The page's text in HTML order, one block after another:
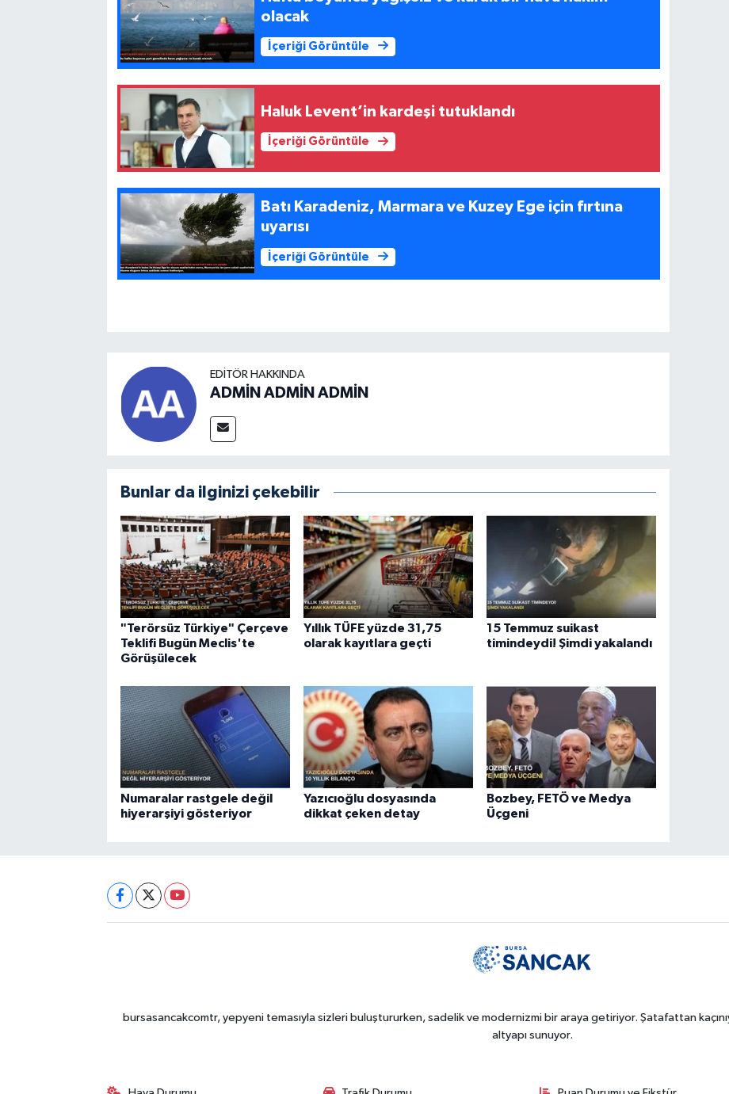
olacak
İçeriği Görüntüle
Haluk Levent’in kardeşi tutuklandı
İçeriği Görüntüle
Batı Karadeniz, Marmara ve Kuzey Ege için fırtına
uyarısı
İçeriği Görüntüle
EDITÖR HAKKINDA
ADMİN ADMİN ADMİN
Bunlar da ilginizi çekebilir
"Terörsüz Türkiye" Çerçeve
Teklifi Bugün Meclis'te
Görüşülecek
Yıllık TÜFE yüzde 31,75
olarak kayıtlara geçti
15 Temmuz suikast
timindeydi! Şimdi yakalandı
Numaralar rastgele değil
hiyerarşiyi gösteriyor
Yazıcıoğlu dosyasında
dikkat çeken detay
Bozbey, FETÖ ve Medya
Üçgeni
bursasancakcomtr, yepyeni temasıyla sizleri buluştururken, sadelik ve modernizmi bir araya getiriyor. Şatafattan
altyapı sunuyor.